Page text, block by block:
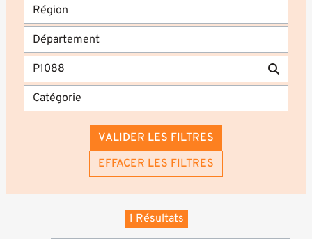
VALIDER LES FILTRES
EFFACER LES FILTRES
1 Résultats